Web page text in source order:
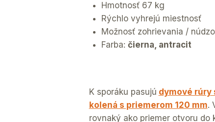
Hmotnosť 67 kg
Rýchlo vyhrejú miestnosť
Možnosť zohrievania /
Farba:čierna, antracit
K sporáku pasujú dymové rúry
kolená s priemerom 120 mm.
rovnaký ako priemer otvoru do